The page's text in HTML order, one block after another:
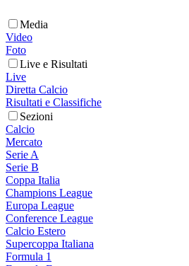
Media
Video
Foto
Live e Risultati
Live
Diretta Calcio
Risultati e Classifiche
Sezioni
Calcio
Mercato
Serie A
Serie B
Coppa Italia
Champions League
Europa League
Conference League
Calcio Estero
Supercoppa Italiana
Formula 1